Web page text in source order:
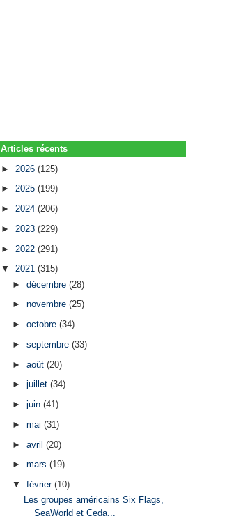
Articles récents
► 2026(125)
►2025(199)
►2024(206)
► 2023(229)
► 2022(291)
▼2021(315)
► décembre (28)
► novembre (25)
► octobre (34)
► septembre (33)
► août (20)
► juillet (34)
► juin (41)
► mai (31)
► avril (20)
► mars (19)
▼ février (10)
Les groupes américains Six Flags,
SeaWorld et Ceda...